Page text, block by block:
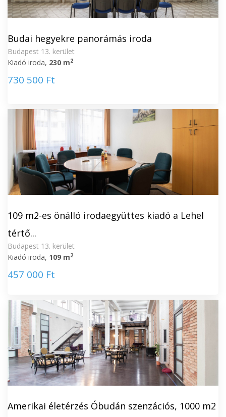
Budai hegyekre panorámás iroda
Budapest 13. kerület
Kiadó iroda, 230 m2
730 500 Ft
109 m2-es önálló irodaegyüttes kiadó a Lehel
tértő...
Budapest 13. kerület
Kiadó iroda, 109 m2
457 000 Ft
Amerikai életérzés Óbudán szenzációs, 1000 m2